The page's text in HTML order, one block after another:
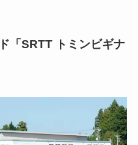
「SRTT トミンビギナ